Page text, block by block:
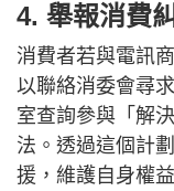
4. 舉報消費
消費者若與電訊
以聯絡消委會尋
室查詢參與「解
法。透過這個計
援，維護自身權益